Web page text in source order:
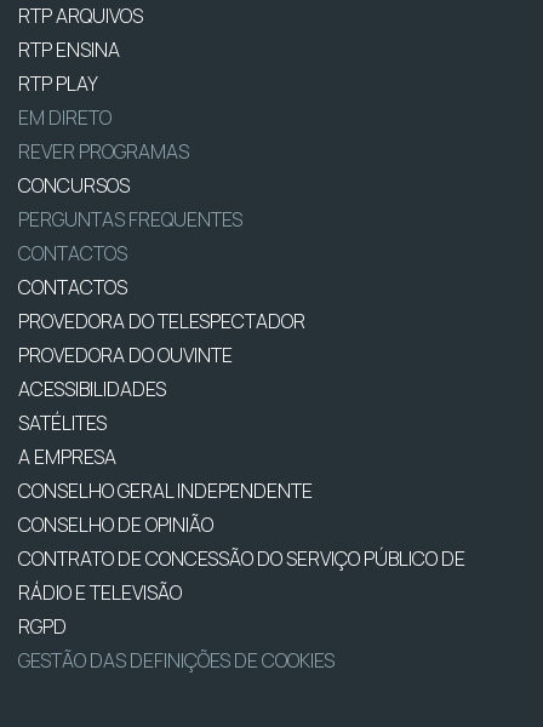
RTP ARQUIVOS
RTP ENSINA
RTP PLAY
EM DIRETO
REVER PROGRAMAS
CONCURSOS
PERGUNTAS FREQUENTES
CONTACTOS
CONTACTOS
PROVEDORA DO TELESPECTADOR
PROVEDORA DO OUVINTE
ACESSIBILIDADES
SATÉLITES
A EMPRESA
CONSELHO GERAL INDEPENDENTE
CONSELHO DE OPINIÃO
CONTRATO DE CONCESSÃO DO SERVIÇO PÚBLICO DE
RÁDIO E TELEVISÃO
RGPD
GESTÃO DAS DEFINIÇÕES DE COOKIES